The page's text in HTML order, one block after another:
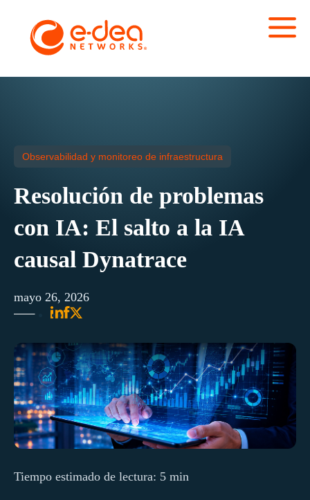
Observabilidad y monitoreo de infraestructura
Resolución de problemas
con IA: El salto a la IA
causal Dynatrace
mayo 26, 2026
Tiempo estimado de lectura: 5 min